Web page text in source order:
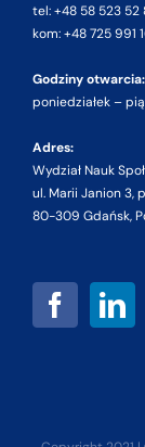
tel: +48 58 523 52
kom: +48 725 991
Godziny otwarcia:
poniedziałek –
Adres:
Wydział Nauk
ul. Marii Janion 3,
80-309 Gdańsk,